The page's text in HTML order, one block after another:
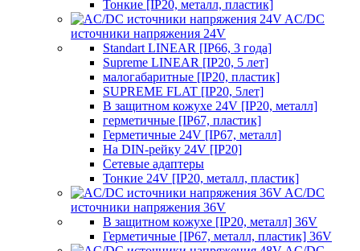
Тонкие [IP20, металл, пластик]
AC/DC
источники напряжения 24V
Standart LINEAR [IP66, 3 года]
Supreme LINEAR [IP20, 5 лет]
малогабаритные [IP20, пластик]
SUPREME FLAT [IP20, 5лет]
В защитном кожухе 24V [IP20, металл]
герметичные [IP67, пластик]
Герметичные 24V [IP67, металл]
На DIN-рейку 24V [IP20]
Сетевые адаптеры
Тонкие 24V [IP20, металл, пластик]
AC/DC
источники напряжения 36V
В защитном кожухе [IP20, металл] 36V
Герметичные [IP67, металл, пластик] 36V